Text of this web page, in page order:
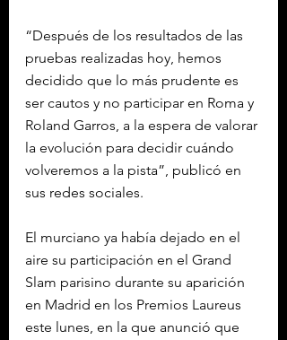
“Después de los resultados de las
pruebas realizadas hoy, hemos
decidido que lo más prudente es
ser cautos y no participar en Roma y
Roland Garros, a la espera de valorar
la evolución para decidir cuándo
volveremos a la pista”, publicó en
sus redes sociales.
El murciano ya había dejado en el
aire su participación en el Grand
Slam parisino durante su aparición
en Madrid en los Premios Laureus
este lunes, en la que anunció que